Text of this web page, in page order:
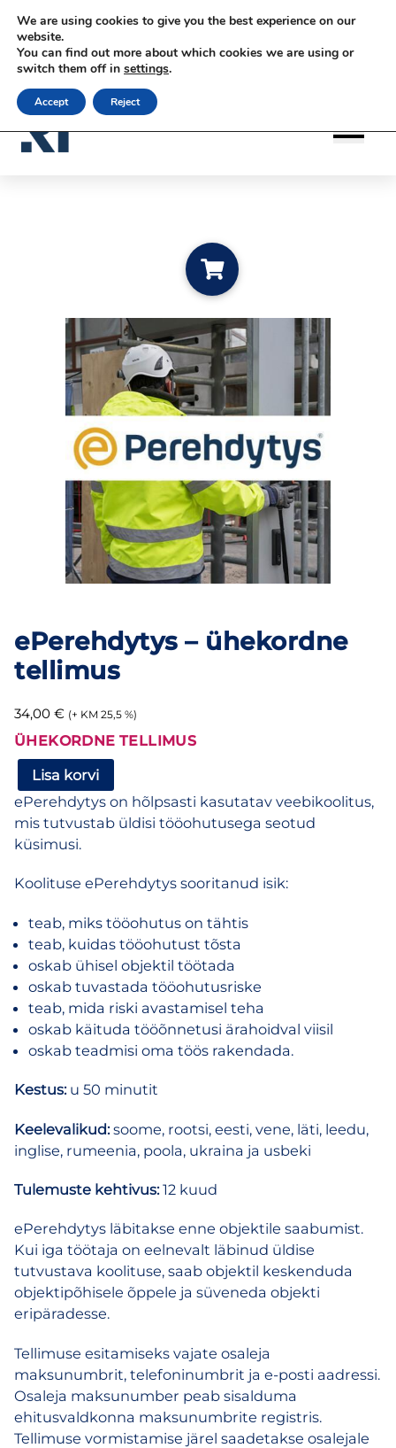
Uudiskirja tellimine
RATEKO Akatemia | Eesti
Lisa ostukorvi
ePerehdytys – ühekordne
tellimus
34,00 € (+ KM 25,5 %)
ÜHEKORDNE TELLIMUS
ePerehdytys
–
ühekordne
tellimus
kogus
Lisa korvi
ePerehdytys on hõlpsasti kasutatav veebikoolitus,
mis tutvustab üldisi tööohutusega seotud
küsimusi.
Koolituse ePerehdytys sooritanud isik:
teab, miks tööohutus on tähtis
teab, kuidas tööohutust tõsta
oskab ühisel objektil töötada
oskab tuvastada tööohutusriske
teab, mida riski avastamisel teha
oskab käituda tööõnnetusi ärahoidval viisil
oskab teadmisi oma töös rakendada.
Kestus: u 50 minutit
Keelevalikud:soome, rootsi, eesti, vene, läti, leedu,
inglise, rumeenia, poola, ukraina ja usbeki
Tulemuste kehtivus:12 kuud
ePerehdytys läbitakse enne objektile saabumist.
Kui iga töötaja on eelnevalt läbinud üldise
tutvustava koolituse, saab objektil keskenduda
objektipõhisele õppele ja süveneda objekti
eripäradesse.
Tellimuse esitamiseks vajate osaleja
maksunumbrit, telefoninumbrit ja e-posti aadressi.
Osaleja maksunumber peab sisalduma
ehitusvaldkonna maksunumbrite registris.
Tellimuse vormistamise järel saadetakse osalejale
We are using cookies to give you the best experience on our
website.
You can find out more about which cookies we are using or
switch them off in settings.
Accept Reject